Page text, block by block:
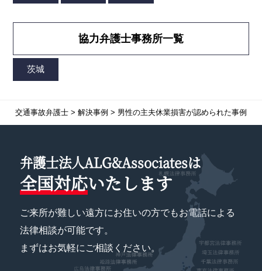
協力弁護士事務所一覧
交通事故弁護士> 解決事例 > 男性の主夫休業損害が認められた事例
弁護士法人ALG&Associatesは
全国対応いたします
ご来所が難しい遠方にお住いの方でもお電話による
法律相談が可能です。
まずはお気軽にご相談ください。